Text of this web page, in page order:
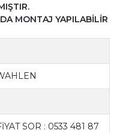
MONTAJ YAPILABİLİR
SOR : 0533 481 87